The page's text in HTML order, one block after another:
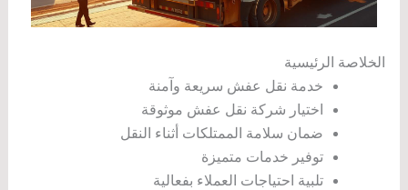
الخلاصة الرئيسية
خدمة نقل عفش سريعة وآمنة
اختيار شركة نقل عفش موثوقة
ضمان سلامة الممتلكات أثناء النقل
توفير خدمات متميزة
تلبية احتياجات العملاء بفعالية